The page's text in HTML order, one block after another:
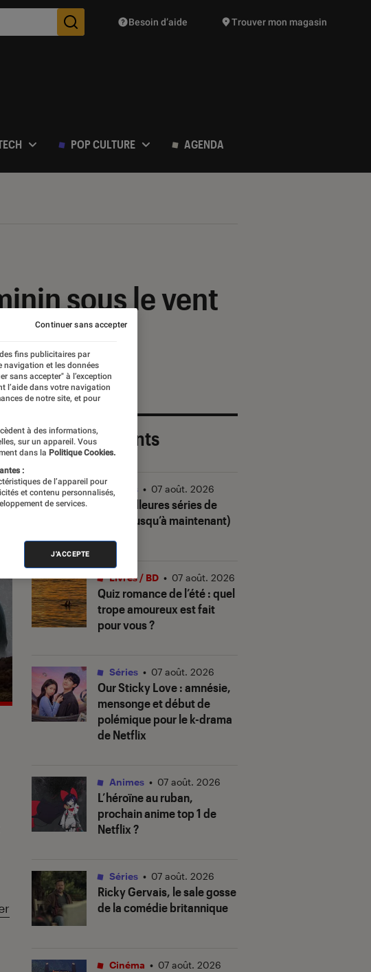
Des suggestions de produits vont vous être proposées
Besoin d’aide Trouver mon magasin
POP CULTURE AGENDA
sous le vent
Les plus récents
Les meilleures séries de
2026 (jusqu’à maintenant)
Séries • 07 août. 2026
Quiz romance de l’été : quel
trope amoureux est fait
pour vous ?
Livres / BD • 07 août. 2026
Our Sticky Love: amnésie,
mensonge et début de
polémique pour le k-drama
de Netflix
Séries • 07 août. 2026
L’héroïne au ruban,
prochain anime top 1 de
Netflix ?
Animes • 07 août. 2026
Ricky Gervais, le sale gosse
de la comédie britannique
Séries • 07 août. 2026
Cinéma • 07 août. 2026
fins publicitaires par
navigation et les données
sans accepter" à l’exception
l’aide dans votre navigation
de notre site, et pour
à des informations,
sur un appareil. Vous
dans la Politique Cookies.
:
de l’appareil pour
et contenu personnalisés,
de services.
J'ACCEPTE
Continuer sans accepter